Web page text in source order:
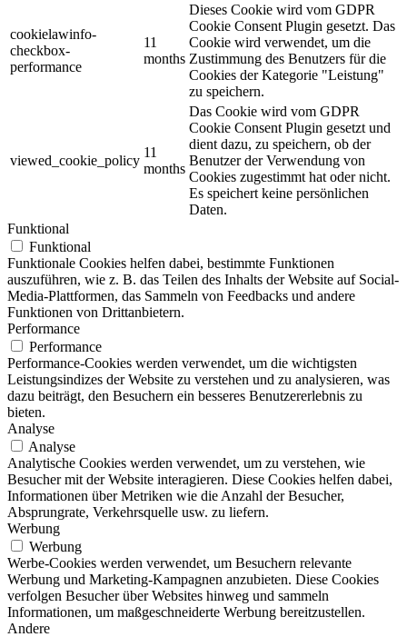
cookielawinfo-
checkbox-
performance
11
months
Dieses Cookie wird vom GDPR
Cookie Consent Plugin gesetzt. Das
Cookie wird verwendet, um die
Zustimmung des Benutzers für die
Cookies der Kategorie "Leistung"
zu speichern.
viewed_cookie_policy
11
months
Das Cookie wird vom GDPR
Cookie Consent Plugin gesetzt und
dient dazu, zu speichern, ob der
Benutzer der Verwendung von
Cookies zugestimmt hat oder nicht.
Es speichert keine persönlichen
Daten.
Funktional
Funktional
Funktionale Cookies helfen dabei, bestimmte Funktionen
auszuführen, wie z. B. das Teilen des Inhalts der Website auf Social-
Media-Plattformen, das Sammeln von Feedbacks und andere
Funktionen von Drittanbietern.
Performance
Performance
Performance-Cookies werden verwendet, um die wichtigsten
Leistungsindizes der Website zu verstehen und zu analysieren, was
dazu beiträgt, den Besuchern ein besseres Benutzererlebnis zu
bieten.
Analyse
Analyse
Analytische Cookies werden verwendet, um zu verstehen, wie
Besucher mit der Website interagieren. Diese Cookies helfen dabei,
Informationen über Metriken wie die Anzahl der Besucher,
Absprungrate, Verkehrsquelle usw. zu liefern.
Werbung
Werbung
Werbe-Cookies werden verwendet, um Besuchern relevante
Werbung und Marketing-Kampagnen anzubieten. Diese Cookies
verfolgen Besucher über Websites hinweg und sammeln
Informationen, um maßgeschneiderte Werbung bereitzustellen.
Andere